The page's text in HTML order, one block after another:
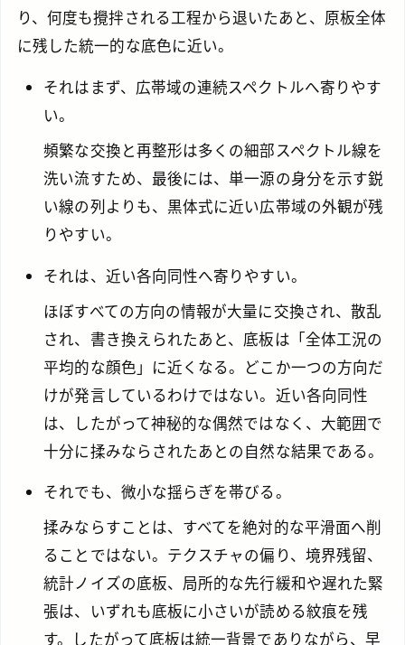
り、何度も攪拌される工程から退いたあと、原板全体
に残した統一的な底色に近い。
それはまず、広帯域の連続スペクトルへ寄りやす
い。
頻繁な交換と再整形は多くの細部スペクトル線を
洗い流すため、最後には、単一源の身分を示す鋭
い線の列よりも、黒体式に近い広帯域の外観が残
りやすい。
それは、近い各向同性へ寄りやすい。
ほぼすべての方向の情報が大量に交換され、散乱
され、書き換えられたあと、底板は「全体工況の
平均的な顔色」に近くなる。どこか一つの方向だ
けが発言しているわけではない。近い各向同性
は、したがって神秘的な偶然ではなく、大範囲で
十分に揉みならされたあとの自然な結果である。
それでも、微小な揺らぎを帯びる。
揉みならすことは、すべてを絶対的な平滑面へ削
ることではない。テクスチャの偏り、境界残留、
統計ノイズの底板、局所的な先行緩和や遅れた緊
張は、いずれも底板に小さいが読める紋痕を残
す。したがって底板は統一背景でありながら、早